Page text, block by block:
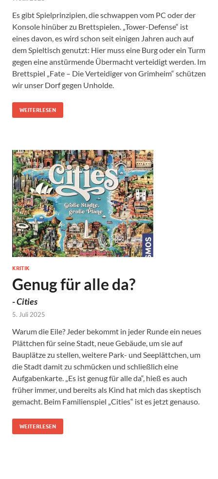
Es gibt Spielprinzipien, die schwappen vom PC oder der
Konsole hinüber zu Brettspielen. „Tower-Defense“ ist
eines davon, es wird schon seit einigen Jahren auch auf
dem Spieltisch genutzt: Hier muss eine Burg oder ein Turm
gegen eine anstürmende Übermacht verteidigt werden. Im
Brettspiel „Fate – Die Verteidiger von Grimheim“ schützen
wir unser Dorf gegen Unholde.
WEITERLESEN
KRITIK
Genug für alle da?
-Cities
5. Juli 2025
Warum die Eile? Jeder bekommt in jeder Runde ein neues
Plättchen für seine Stadt, neue Gebäude, um sie auf
Bauplätze zu stellen, weitere Park- und Seeplättchen, um
die Stadt damit zu schmücken und schließlich eine
Aufgabenkarte. „Es ist genug für alle da“, hieß es auch
früher immer, und bereits als Kind hat mich das skeptisch
gemacht. Beim Familienspiel „Cities“ ist es jetzt genauso.
WEITERLESEN